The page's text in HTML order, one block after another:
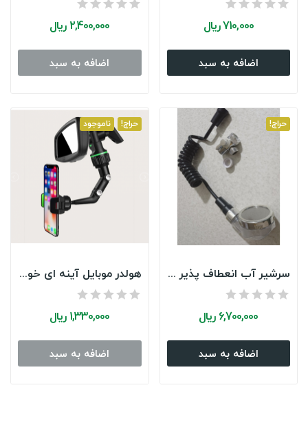
710,000 ریال
اضافه به سبد
2,400,000 ریال
اضافه به سبد
حراج!
سرشیر آب انعطاف پذیر متحرک مدل آرایشگاهی
6,700,000 ریال
اضافه به سبد
حراج! ناموجود
هولدر موبایل آینه ای خودرو مدل تلسکوپی
1,330,000 ریال
اضافه به سبد